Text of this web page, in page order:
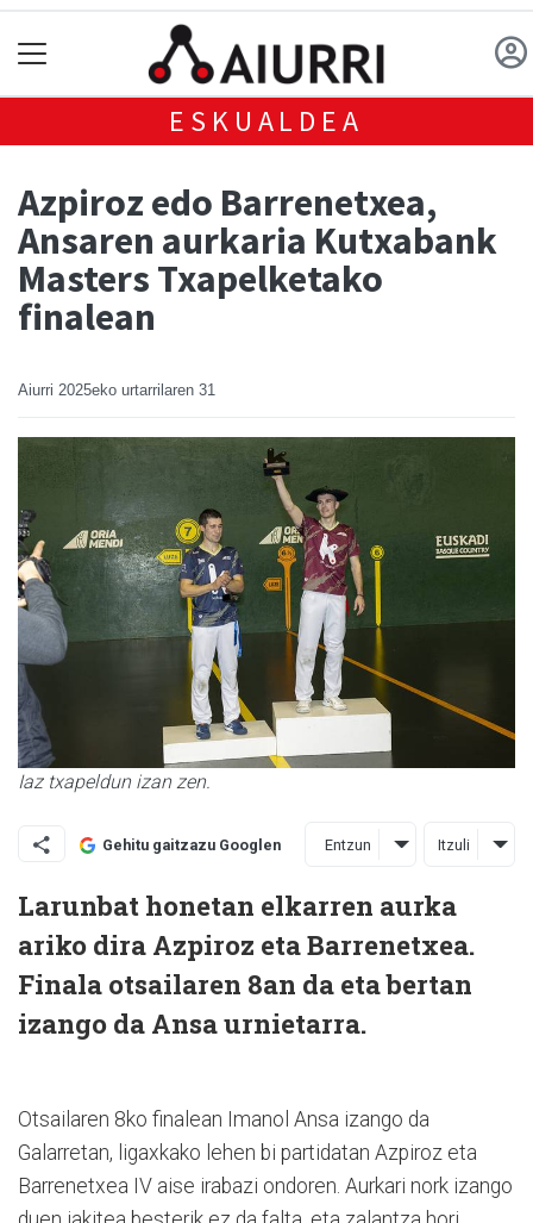
ESKUALDEA
Azpiroz edo Barrenetxea,
Ansaren aurkaria Kutxabank
Masters Txapelketako
finalean
Aiurri 2025eko urtarrilaren 31
Iaz txapeldun izan zen.
Gehitu gaitzazu Googlen Entzun Itzuli
Larunbat honetan elkarren aurka
ariko dira Azpiroz eta Barrenetxea.
Finala otsailaren 8an da eta bertan
izango da Ansa urnietarra.
Otsailaren 8ko finalean Imanol Ansa izango da
Galarretan, ligaxkako lehen bi partidatan Azpiroz eta
Barrenetxea IV aise irabazi ondoren. Aurkari nork izango